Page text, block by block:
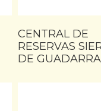
CENTRAL DE
RESERVAS
DE